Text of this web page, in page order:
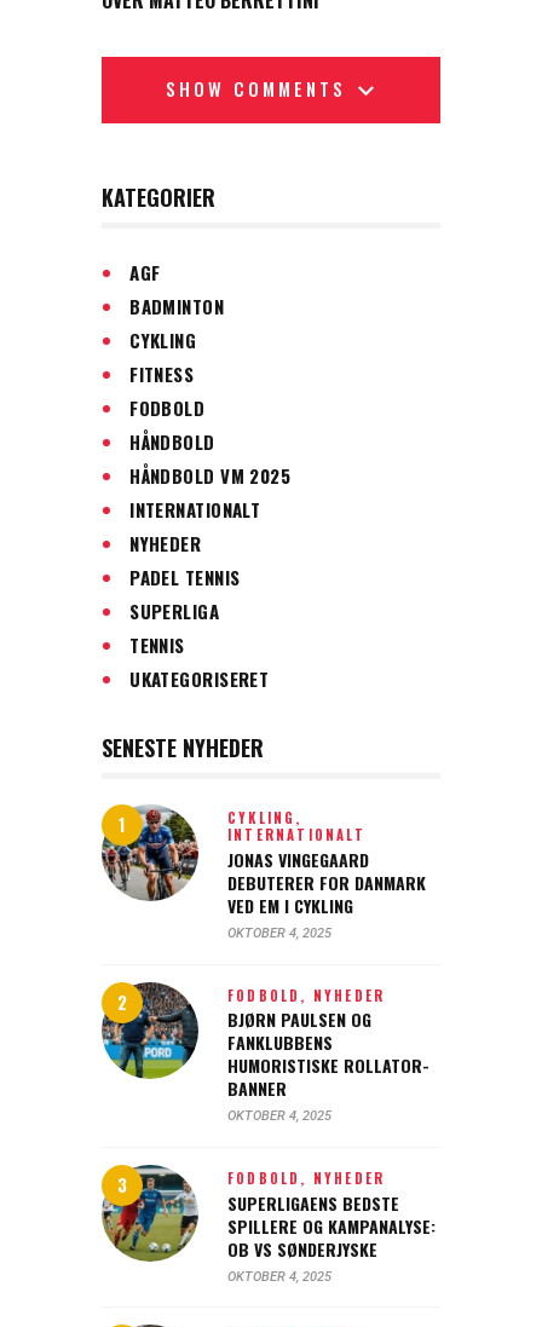
SHOW COMMENTS
KATEGORIER
AGF
BADMINTON
CYKLING
FITNESS
FODBOLD
HÅNDBOLD
HÅNDBOLD VM 2025
INTERNATIONALT
NYHEDER
PADEL TENNIS
SUPERLIGA
TENNIS
UKATEGORISERET
SENESTE NYHEDER
CYKLING,
INTERNATIONALT
JONAS VINGEGAARD
DEBUTERER FOR DANMARK
VED EM I CYKLING
OKTOBER 4, 2025
FODBOLD, NYHEDER
BJØRN PAULSEN OG
FANKLUBBENS
HUMORISTISKE ROLLATOR-
BANNER
OKTOBER 4, 2025
FODBOLD, NYHEDER
SUPERLIGAENS BEDSTE
SPILLERE OG KAMPANALYSE:
OB VS SØNDERJYSKE
OKTOBER 4, 2025